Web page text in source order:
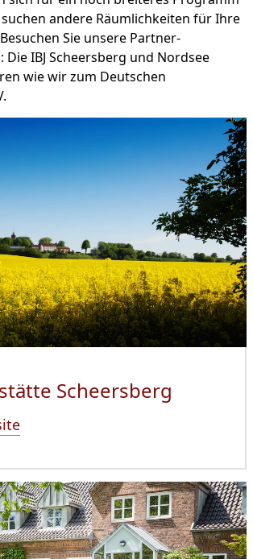
andere Räumlichkeiten für Ihre
Sie unsere Partner-
IBJ Scheersberg und Nordsee
wie wir zum Deutschen
Scheersberg